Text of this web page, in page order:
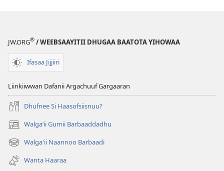
JW.ORG® / WEEBSAAYITII DHUGAA BAATOTA YIHOWAA
Ifasaa Jijjiiri
Liinkiiwwan Dafanii Argachuuf Gargaaran
Dhufnee Si Haasofsiisnuu?
Walgaʼii Gumii Barbaaddadhu
(opens
new
window)
Walga'ii Naannoo Barbaadi
(opens
new
window)
Wanta Haaraa